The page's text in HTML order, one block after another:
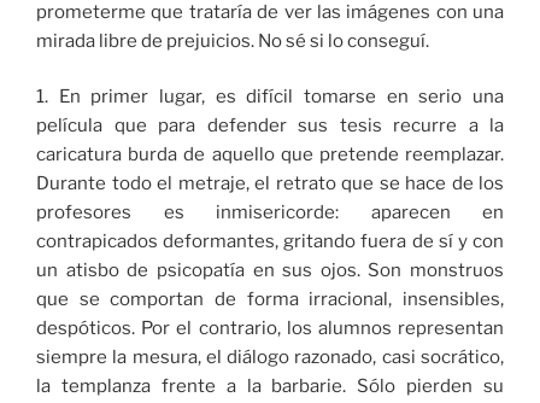
prometerme que trataría de ver las imágenes con una
mirada libre de prejuicios. No sé si lo conseguí.
1. En primer lugar, es difícil tomarse en serio una
película que para defender sus tesis recurre a la
caricatura burda de aquello que pretende reemplazar.
Durante todo el metraje, el retrato que se hace de los
profesores es inmisericorde: aparecen en
contrapicados deformantes, gritando fuera de sí y con
un atisbo de psicopatía en sus ojos. Son monstruos
que se comportan de forma irracional, insensibles,
despóticos. Por el contrario, los alumnos representan
siempre la mesura, el diálogo razonado, casi socrático,
la templanza frente a la barbarie. Sólo pierden su